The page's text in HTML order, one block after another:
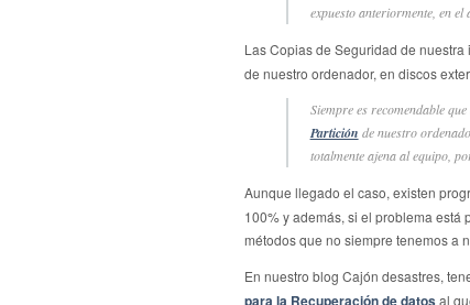
expuesto anteriormente, en el
Las Copias de Seguridad de
de nuestro ordenador, en discos
Siempre es recomendable
Partición de nuestro
totalmente ajena al equipo,
Aunque llegado el caso, existen
100% y además, si el problema
métodos que no siempre tenemos a
En nuestro blog Cajón desastres,
para la Recuperación de datosal